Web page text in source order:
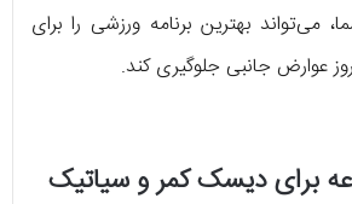
می‌تواند بهترین برنامه ورزشی را برای
عوارض جانبی جلوگیری کند.
برای دیسک کمر و سیاتیک